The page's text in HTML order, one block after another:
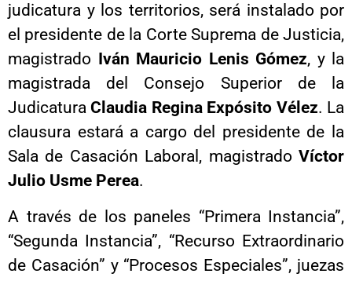
judicatura y los territorios, será instalado por
el presidente de la Corte Suprema de Justicia,
magistrado
Iván Mauricio Lenis Gómez, y la
magistrada del Consejo Superior de la
JudicaturaClaudia Regina Expósito Vélez. La
clausura estará a cargo del presidente de la
Sala de Casación Laboral, magistrado Víctor
Julio Usme Perea.
A través de los paneles “Primera Instancia”,
“Segunda Instancia”, “Recurso Extraordinario
de Casación” y “Procesos Especiales”, juezas